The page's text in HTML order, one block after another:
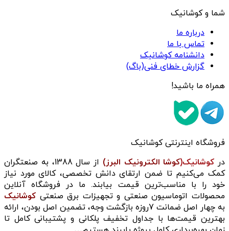
شما و کوشانیک
درباره ما
تماس با ما
دانشنامه کوشانیک
گزارش خطای فنی(باگ)
همراه ما باشید!
فروشگاه اینترنتی کوشانیک
در کوشانیک(کوشا الکترونیک البرز)
از سال 1388، به صنعتگران
کمک می‌کنیم تا ضمن ارتقای دانش تخصصی، کالای مورد نیاز
خود را با مناسب‌ترین قیمت بیابند. ما در فروشگاه آنلاین
محصولات اتوماسیون صنعتی و تجهیزات برق صنعتی کوشانیک
به چهار اصل ضمانت 7روزه بازگشت وجه، تضمین اصل بودن، ارائه
بهترین قیمت‌ها با جداول تخفیف پلکانی و پشتیبانی کامل تا